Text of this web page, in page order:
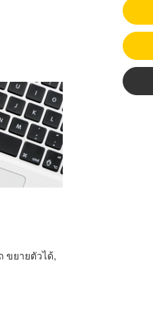
ขยายตัวได้,